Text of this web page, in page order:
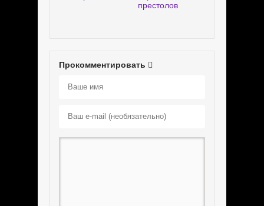
престолов
Прокомментировать